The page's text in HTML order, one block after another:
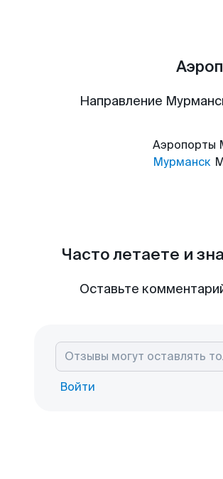
Направление
Аэропорты
Мурманск
Часто летаете и
Оставьте
Войти